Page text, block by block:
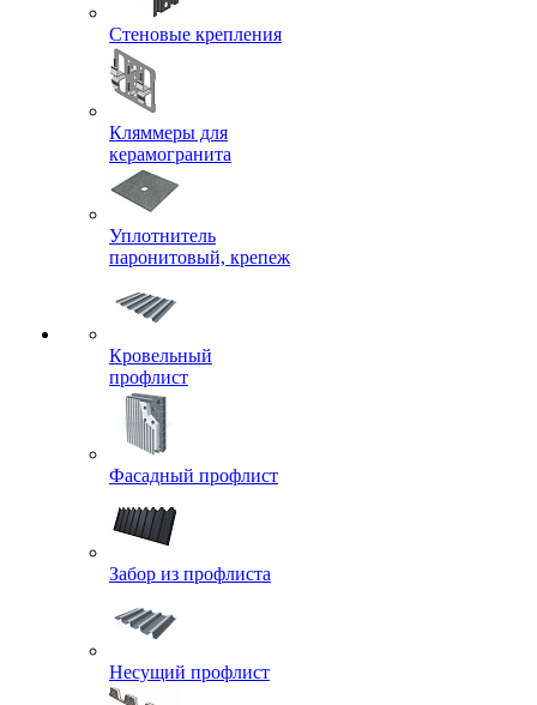
Стеновые крепления
Кляммеры для
керамогранита
Уплотнитель
паронитовый, крепеж
Кровельный
профлист
Фасадный профлист
Забор из профлиста
Несущий профлист